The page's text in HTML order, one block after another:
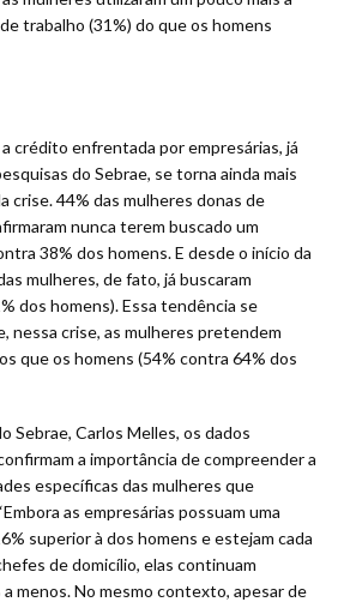
trabalho (31%) do que os homens
crédito enfrentada por empresárias, já
do Sebrae, se torna ainda mais
crise. 44% das mulheres donas de
nunca terem buscado um
38% dos homens. E desde o início da
mulheres, de fato, já buscaram
dos homens). Essa tendência se
nessa crise, as mulheres pretendem
que os homens (54% contra 64% dos
Sebrae, Carlos Melles, os dados
a importância de compreender a
específicas das mulheres que
as empresárias possuam uma
superior à dos homens e estejam cada
de domicílio, elas continuam
menos. No mesmo contexto, apesar de